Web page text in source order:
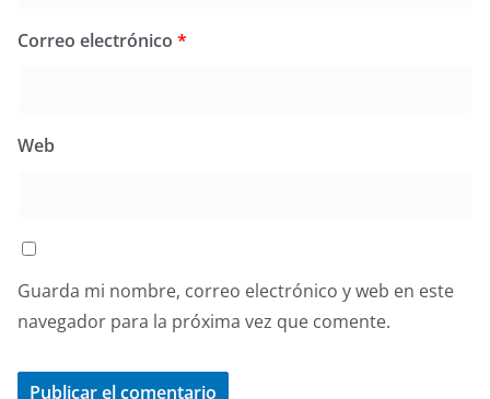
Correo electrónico *
Web
Guarda mi nombre, correo electrónico y web en este
navegador para la próxima vez que comente.